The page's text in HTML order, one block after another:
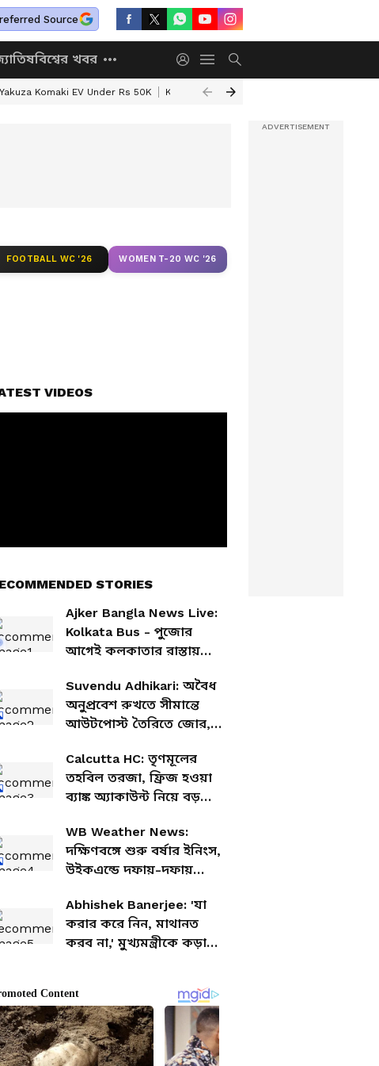
Source
বিশ্বের খবর
Komaki EV Under Rs 50K Kolkata Weather Update
FOOTBALL WC '26 WOMEN T-20 WC '26
VIDEOS
STORIES
Ajker Bangla News Live:
Kolkata Bus - পুজোর
আগেই কলকাতার রাস্তায়
ঘোষণা পরিবহনমন্ত্রীর
Suvendu Adhikari: অবৈধ
অনুপ্রবেশ রুখতে সীমান্তে
আউটপোস্ট তৈরিতে জোর,
মন্ত্রিসভার
Calcutta HC: তৃণমূলের
তহবিল তরজা, ফ্রিজ হওয়া
ব্যাঙ্ক অ্যাকাউন্ট নিয়ে বড়
WB Weather News:
দক্ষিণবঙ্গে শুরু বর্ষার ইনিংস,
উইকএন্ডে দফায়-দফায়
Abhishek Banerjee: 'যা
করার করে নিন, মাথানত
করব না,' মুখ্যমন্ত্রীকে কড়া